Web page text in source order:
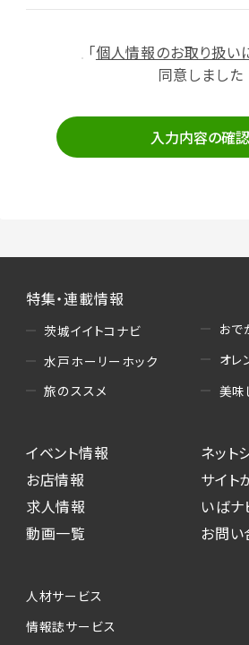
・メールマガジン、お知らせ、
（2）ユーザーからのお問い合
せの内容確認、返答
・当サービスの品質改善
・読者プレゼント、アンケート等
施するキャンペーンの抽選、
び発送 ・ユーザーの趣向や属
（5）広告主への問い合わせ・応
・本サービスを通じて求人広告
選考に関する連絡
・本サービスを通じて店舗への
した際の内容確認、返答
本サービスが収集する個人情報
ービスの実施にあたりそれぞれ
「個人情報のお取り扱い
同意しました
入力内容の確認
特集・連載情報
茨城イイトコナビ
水戸ホーリーホック
旅のススメ
おで
オレ
美味
イベント情報
お店情報
求人情報
動画一覧
ネット
サイト
いばナ
お問い
人材サービス
情報誌サービス